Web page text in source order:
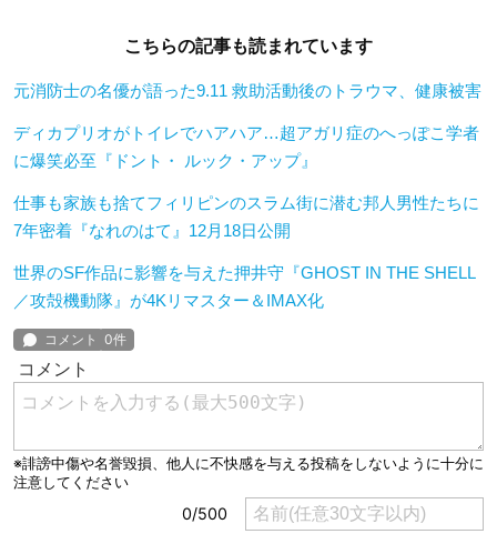
こちらの記事も読まれています
元消防士の名優が語った9.11 救助活動後のトラウマ、健康被害
ディカプリオがトイレでハアハア…超アガリ症のへっぽこ学者
に爆笑必至『ドント・ ルック・アップ』
仕事も家族も捨てフィリピンのスラム街に潜む邦人男性たちに
7年密着『なれのはて』12月18日公開
世界のSF作品に影響を与えた押井守『GHOST IN THE SHELL
／攻殻機動隊』が4Kリマスター＆IMAX化